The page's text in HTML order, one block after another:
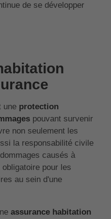
de se développer
une protection
pouvant survenir
non seulement les
la responsabilité civile
causés à
pour les
au sein d'une
assurance habitation